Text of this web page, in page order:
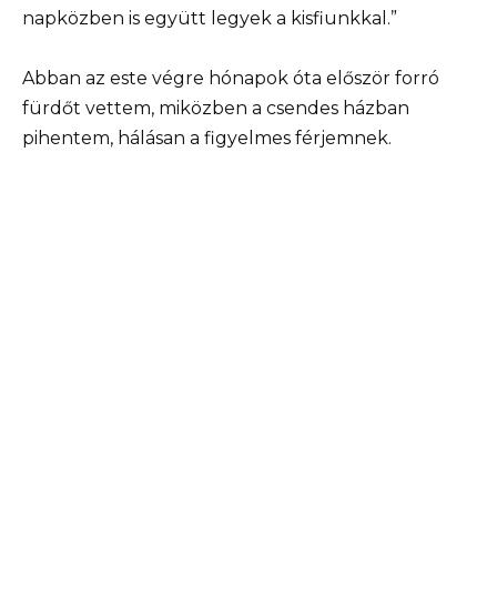
napközben is együtt legyek a kisfiunkkal.”
Abban az este végre hónapok óta először forró
fürdőt vettem, miközben a csendes házban
pihentem, hálásan a figyelmes férjemnek.